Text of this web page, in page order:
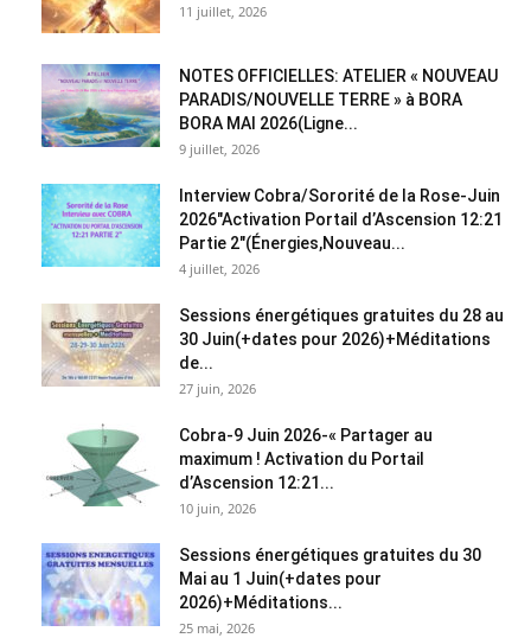
11 juillet, 2026
NOTES OFFICIELLES: ATELIER « NOUVEAU
PARADIS/NOUVELLE TERRE » à BORA
BORA MAI 2026(Ligne...
9 juillet, 2026
Interview Cobra/Sororité de la Rose-Juin
2026″Activation Portail d’Ascension 12:21
Partie 2″(Énergies,Nouveau...
4 juillet, 2026
Sessions énergétiques gratuites du 28 au
30 Juin(+dates pour 2026)+Méditations
de...
27 juin, 2026
Cobra-9 Juin 2026-« Partager au
maximum ! Activation du Portail
d’Ascension 12:21...
10 juin, 2026
Sessions énergétiques gratuites du 30
Mai au 1 Juin(+dates pour
2026)+Méditations...
25 mai, 2026